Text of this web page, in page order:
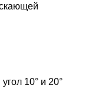
10° и 20°